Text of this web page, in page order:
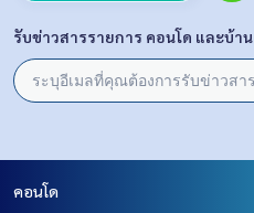
รับข่าวสารรายการ คอนโด และบ้าน
คอนโด